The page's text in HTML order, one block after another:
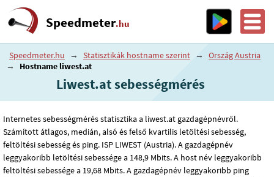
Speedmeter.hu
Speedmeter.hu → Statisztikák hostname szerint →
Ország Austria
→
Hostname liwest.at
Liwest.at sebességmérés
Internetes sebességmérés statisztika a liwest.at gazdagépnévről.
Számított átlagos, medián, alsó és felső kvartilis letöltési sebesség,
feltöltési sebesség és ping. ISP LIWEST (Austria). A gazdagépnév
leggyakoribb letöltési sebessége a 148,9 Mbits. A host név leggyakoribb
feltöltési sebessége a 19,68 Mbits. A gazdagépnév leggyakoribb ping